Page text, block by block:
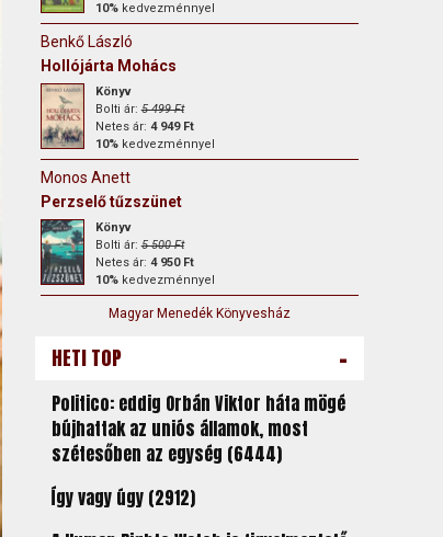
10%kedvezménnyel
Benkő László
Hollójárta Mohács
Könyv
Bolti ár:5 499 Ft
Netes ár: 4 949 Ft
10%kedvezménnyel
Monos Anett
Perzselő tűzszünet
Könyv
Bolti ár:5 500 Ft
Netes ár: 4 950 Ft
10%kedvezménnyel
Magyar Menedék Könyvesház
HETI TOP -
Politico: eddig Orbán Viktor háta mögé
bújhattak az uniós államok, most
szétesőben az egység (6444)
Így vagy úgy (2912)